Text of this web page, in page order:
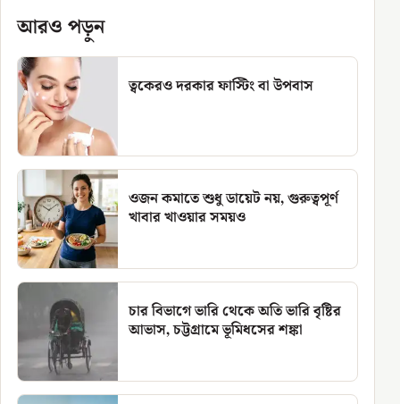
আরও পড়ুন
ত্বকেরও দরকার ফাস্টিং বা উপবাস
ওজন কমাতে শুধু ডায়েট নয়, গুরুত্বপূর্ণ
খাবার খাওয়ার সময়ও
চার বিভাগে ভারি থেকে অতি ভারি বৃষ্টির
আভাস, চট্টগ্রামে ভূমিধসের শঙ্কা